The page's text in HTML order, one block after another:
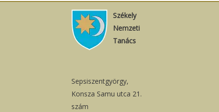
Székely
Nemzeti
Tanács
Sepsiszentgyörgy,
Konsza Samu utca 21.
szám